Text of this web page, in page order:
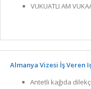
VUKUATLI AM
Almanya Vizesi İş Veren
Antetli kağıda